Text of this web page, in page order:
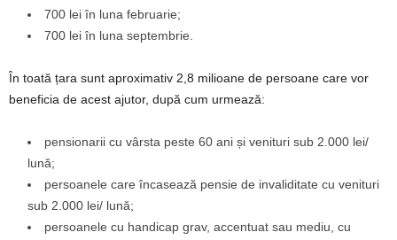
700 lei în luna februarie;
700 lei în luna septembrie.
În toată țara sunt aproximativ 2,8 milioane de persoane care vor
beneficia de acest ajutor, după cum urmează:
pensionarii cu vârsta peste 60 ani și venituri sub 2.000 lei/
lună;
persoanele care încasează pensie de invaliditate cu venituri
sub 2.000 lei/ lună;
persoanele cu handicap grav, accentuat sau mediu, cu